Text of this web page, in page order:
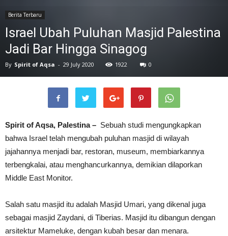
Berita Terbaru
Israel Ubah Puluhan Masjid Palestina
Jadi Bar Hingga Sinagog
By Spirit of Aqsa - 29 July 2020 1922 0
Spirit of Aqsa, Palestina – Sebuah studi mengungkapkan
bahwa Israel telah mengubah puluhan masjid di wilayah
jajahannya menjadi bar, restoran, museum, membiarkannya
terbengkalai, atau menghancurkannya, demikian dilaporkan
Middle East Monitor.
Salah satu masjid itu adalah Masjid Umari, yang dikenal juga
sebagai masjid Zaydani, di Tiberias. Masjid itu dibangun dengan
arsitektur Mameluke, dengan kubah besar dan menara.